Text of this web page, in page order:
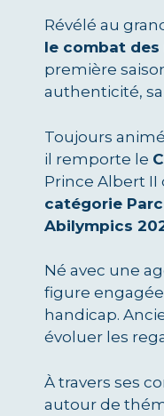
Révélé au
le combat des
première
authenticité,
Toujours
il remporte le
Prince Albert II
catégorie
Abilympics
Né avec une
figure
handicap.
évoluer les
À travers ses
autour de